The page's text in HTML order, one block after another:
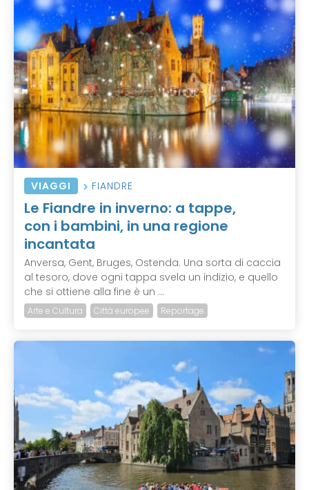
VIAGGI FIANDRE
Le Fiandre in inverno: a tappe,
con i bambini, in una regione
incantata
Anversa, Gent, Bruges, Ostenda. Una sorta di caccia
al tesoro, dove ogni tappa svela un indizio, e quello
che si ottiene alla fine è un ...
Arte e Cultura Città europee Reportage